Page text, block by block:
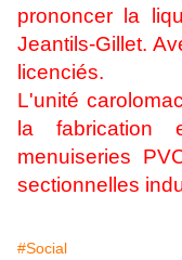
prononcer la
Jeantils-Gillet.
licenciés.
L'unité
la fabrication
menuiseries
sectionnelles
#Social